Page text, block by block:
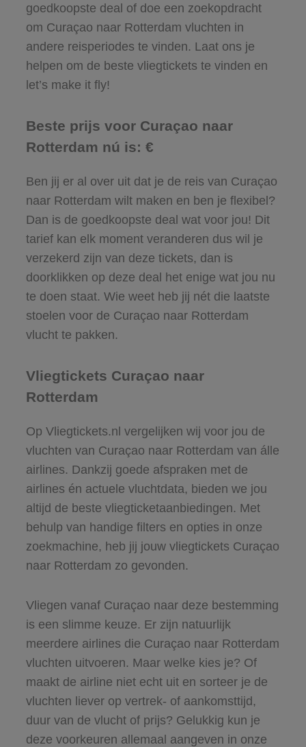
goedkoopste deal of doe een zoekopdracht
om Curaçao naar Rotterdam vluchten in
andere reisperiodes te vinden. Laat ons je
helpen om de beste vliegtickets te vinden en
let’s make it fly!
Beste prijs voor Curaçao naar
Rotterdam nú is: €
Ben jij er al over uit dat je de reis van Curaçao
naar Rotterdam wilt maken en ben je flexibel?
Dan is de goedkoopste deal wat voor jou! Dit
tarief kan elk moment veranderen dus wil je
verzekerd zijn van deze tickets, dan is
doorklikken op deze deal het enige wat jou nu
te doen staat. Wie weet heb jij nét die laatste
stoelen voor de Curaçao naar Rotterdam
vlucht te pakken.
Vliegtickets Curaçao naar
Rotterdam
Op Vliegtickets.nl vergelijken wij voor jou de
vluchten van Curaçao naar Rotterdam van álle
airlines. Dankzij goede afspraken met de
airlines én actuele vluchtdata, bieden we jou
altijd de beste vliegticketaanbiedingen. Met
behulp van handige filters en opties in onze
zoekmachine, heb jij jouw vliegtickets Curaçao
naar Rotterdam zo gevonden.
Vliegen vanaf Curaçao naar deze bestemming
is een slimme keuze. Er zijn natuurlijk
meerdere airlines die Curaçao naar Rotterdam
vluchten uitvoeren. Maar welke kies je? Of
maakt de airline niet echt uit en sorteer je de
vluchten liever op vertrek- of aankomsttijd,
duur van de vlucht of prijs? Gelukkig kun je
deze voorkeuren allemaal aangeven in onze